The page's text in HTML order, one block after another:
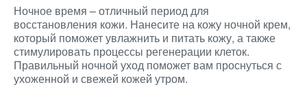
Ночное время – отличный период для
восстановления кожи. Нанесите на кожу ночной крем,
который поможет увлажнить и питать кожу, а также
стимулировать процессы регенерации клеток.
Правильный ночной уход поможет вам проснуться с
ухоженной и свежей кожей утром.